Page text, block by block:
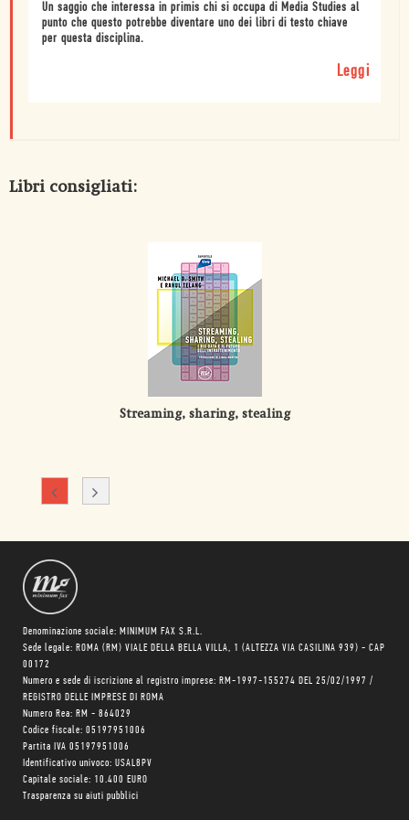
Un saggio che interessa in primis chi si occupa di Media Studies al
punto che questo potrebbe diventare uno dei libri di testo chiave
per questa disciplina.
Leggi
Libri consigliati:
Streaming, sharing, stealing
Denominazione sociale: MINIMUM FAX S.R.L.
Sede legale: ROMA (RM) VIALE DELLA BELLA VILLA, 1 (ALTEZZA VIA CASILINA 939) - CAP
00172
Numero e sede di iscrizione al registro imprese: RM-1997-155274 DEL 25/02/1997 /
REGISTRO DELLE IMPRESE DI ROMA
Numero Rea: RM - 864029
Codice fiscale: 05197951006
Partita IVA 05197951006
Identificativo univoco: USAL8PV
Capitale sociale: 10.400 EURO
Trasparenza su aiuti pubblici